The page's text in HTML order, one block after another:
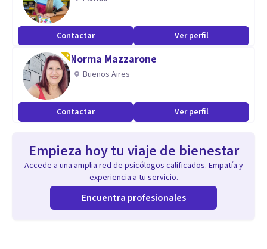
Contactar Ver perfil
Norma Mazzarone
Buenos Aires
Contactar Ver perfil
Empieza hoy tu viaje de bienestar
Accede a una amplia red de psicólogos calificados. Empatía y
experiencia a tu servicio.
Encuentra profesionales